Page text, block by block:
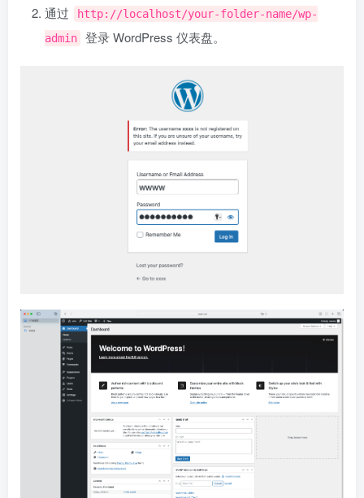
通过
http://localhost/your-folder-name/wp-
admin
登录 WordPress 仪表盘。